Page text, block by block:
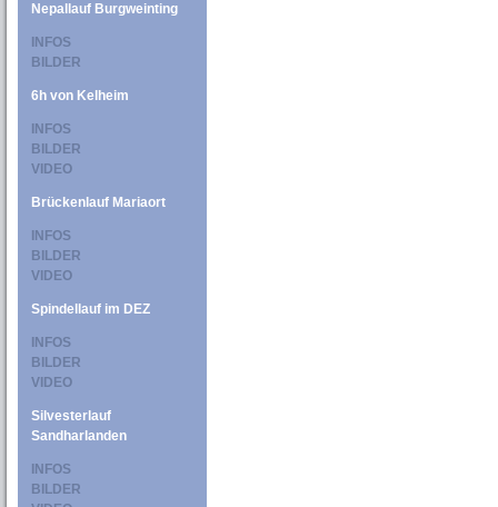
Nepallauf Burgweinting
INFOS
BILDER
6h von Kelheim
INFOS
BILDER
VIDEO
Brückenlauf Mariaort
INFOS
BILDER
VIDEO
Spindellauf im DEZ
INFOS
BILDER
VIDEO
Silvesterlauf
Sandharlanden
INFOS
BILDER